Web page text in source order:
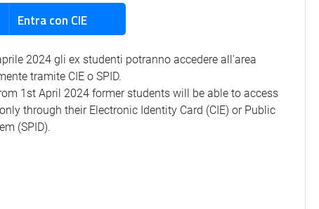
Entra con CIE
2024 gli ex studenti potranno accedere all'area
tramite CIE o SPID.
1st April 2024 former students will be able to access
through their Electronic Identity Card (CIE) or Public
(SPID).